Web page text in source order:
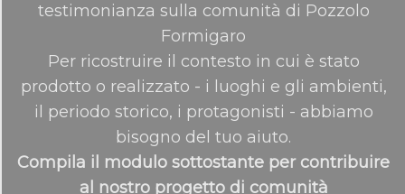
testimonianza sulla comunità di Pozzolo
Formigaro
Per ricostruire il contesto in cui è stato
prodotto o realizzato - i luoghi e gli ambienti,
il periodo storico, i protagonisti - abbiamo
bisogno del tuo aiuto.
Compila il modulo sottostante per contribuire
al nostro progetto di comunità